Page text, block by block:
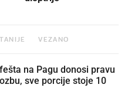
VEZANO
na Pagu donosi pravu
sve porcije stoje 10